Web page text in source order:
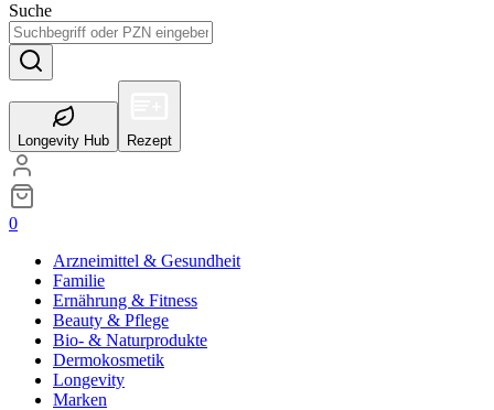
Suche
Longevity Hub Rezept
0
Arzneimittel & Gesundheit
Familie
Ernährung & Fitness
Beauty & Pflege
Bio- & Naturprodukte
Dermokosmetik
Longevity
Marken